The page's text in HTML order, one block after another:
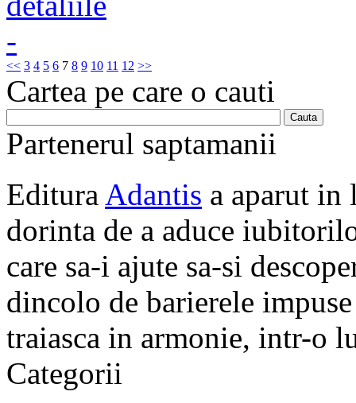
<< 3 4 5 6 7 8 9 10 11 12 >>
Cartea pe care o cauti
Partenerul saptamanii
Editura Adantis a aparut in
dorinta de a aduce
care sa-i ajute sa-si
dincolo de barierele
traiasca in armonie, intr-o
Categorii